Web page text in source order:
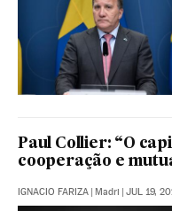
Paul Collier: “O
cooperação e
IGNACIO FARIZA Madri JUL 19,